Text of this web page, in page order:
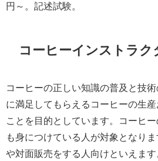
円～。記述試験。
コーヒーインストラク
コーヒーの正しい知識の普及と技
に満足してもらえるコーヒーの生
ことを目的としています。コーヒ
も身につけている人が対象となり
や対面販売をする人向けといえま